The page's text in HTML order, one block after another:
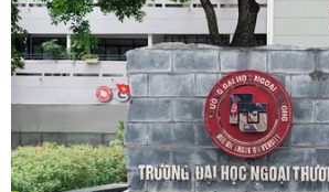
dựa trên đổi mới sáng tạo
19/01/2021 05:32
Đại biểu đến từ các viện nghiên cứu
và đề ra một số giải pháp thúc đẩy
giai đoạn hậu COVID-19 dựa trên đổi
chuyển đổi số.